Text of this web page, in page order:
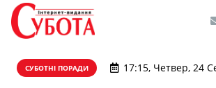
СУБОТНІ ПОРАДИ 17:15, Четвер, 24